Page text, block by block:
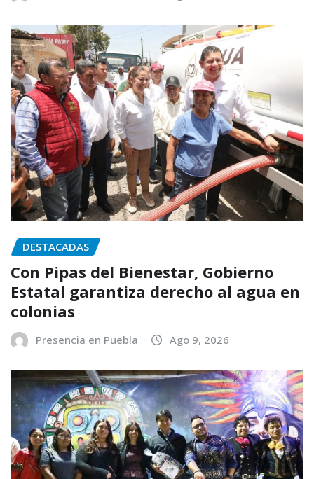
DESTACADAS
Con Pipas del Bienestar, Gobierno
Estatal garantiza derecho al agua en
colonias
Presencia en Puebla Ago 9, 2026